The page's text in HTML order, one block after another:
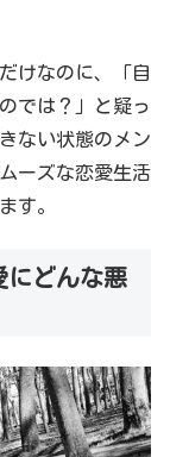
けなのに、「自
では？」と疑っ
ない状態のメン
ーズな恋愛生活
す。
にどんな悪